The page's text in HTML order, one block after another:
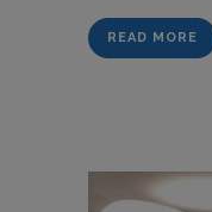
READ MORE